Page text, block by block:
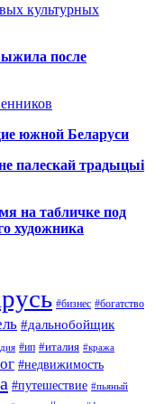
культурных
после
южной Беларуси
палескай традыцыі
на табличке под
художника
#бизнес #богатство
#дальнобойщик
#ип #италия #кража
#недвижимость
#путешествие #пьяный